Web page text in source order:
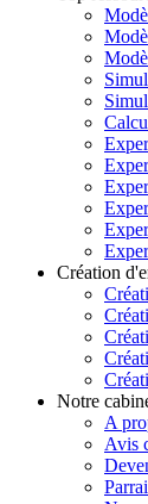
Création
Notre
A
Avis